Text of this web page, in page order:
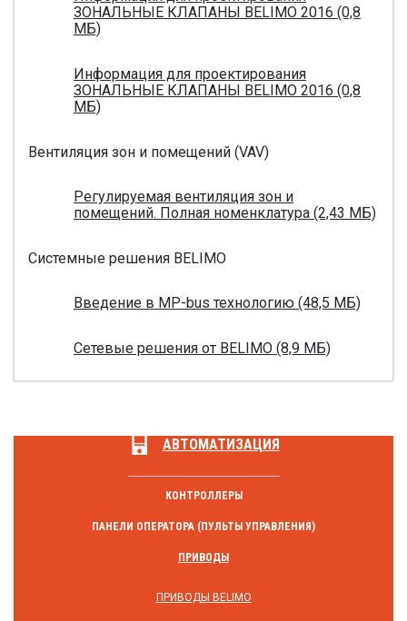
ЗОНАЛЬНЫЕ КЛАПАНЫ BELIMO 2016 (0,8
МБ)
Информация для проектирования
ЗОНАЛЬНЫЕ КЛАПАНЫ BELIMO 2016 (0,8
МБ)
Вентиляция зон и помещений (VAV)
Регулируемая вентиляция зон и
помещений. Полная номенклатура (2,43 МБ)
Системные решения BELIMO
Введение в MP-bus технологию (48,5 МБ)
Сетевые решения от BELIMO (8,9 МБ)
АВТОМАТИЗАЦИЯ
КОНТРОЛЛЕРЫ
ПАНЕЛИ ОПЕРАТОРА (ПУЛЬТЫ УПРАВЛЕНИЯ)
ПРИВОДЫ
ПРИВОДЫ BELIMO